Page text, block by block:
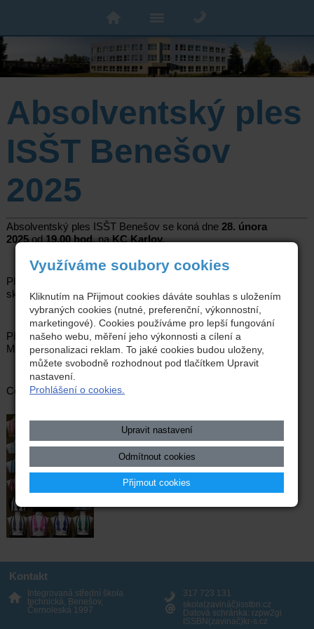
Absolventský ples
ISŠT Benešov
2025
Absolventský ples ISŠT Benešov se koná dne 28. února
2025od19.00 hod. naKC Karlov.
Plesem Vás provede
skupinaPROFIL.
Předprodej vstupenek pro žáky a zaměstnance školy u Ing.
Miloslava Procházky tel. 604202384.
Cena vstupenek: K sezení - 350Kč, stání - 300Kč
Kontakt
Integrovaná střední škola
technická, Benešov,
Černoleská 1997
317 723 131
skola(zavináč)isstbn.cz
Datová schránka: rzpw2gi
ISSBN(zavináč)kr-s.cz
Využíváme soubory cookies
Kliknutím na Přijmout cookies dáváte souhlas s uložením
vybraných cookies (nutné, preferenční, výkonnostní,
marketingové). Cookies používáme pro lepší fungování
našeho webu, měření jeho výkonnosti a cílení a
personalizaci reklam. To jaké cookies budou uloženy,
můžete svobodně rozhodnout pod tlačítkem Upravit
nastavení.
Prohlášení o cookies.
Upravit nastavení
Odmítnout cookies
Přijmout cookies